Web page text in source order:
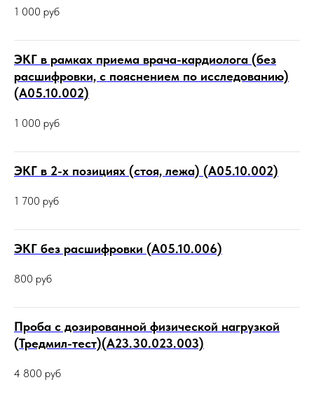
1 000 руб
ЭКГ в рамках приема врача-кардиолога (без
расшифровки, с пояснением по исследованию)
(А05.10.002)
1 000 руб
ЭКГ в 2-х позициях (стоя, лежа) (А05.10.002)
1 700 руб
ЭКГ без расшифровки (А05.10.006)
800 руб
Проба с дозированной физической нагрузкой
(Тредмил-тест)(А23.30.023.003)
4 800 руб